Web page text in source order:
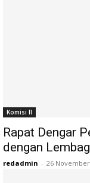
Komisi II
Rapat Dengar
dengan
redadmin - 26